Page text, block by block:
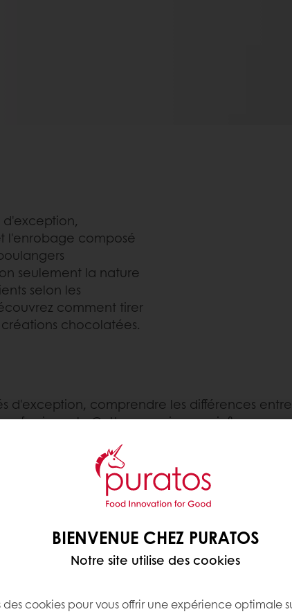
d'exception,
l'enrobage composé
seulement la nature
selon les
comment tirer
chocolatées.
d'exception, comprendre les différences
Cette connaissance influence
Explorons les différences clés et
cacao, de beurre de
du chocolat, il doit
de cacao, dont au
sèches de cacao
BIENVENUE CHEZ PURATOS
Notre site utilise des cookies
des cookies pour vous offrir une expérience optimale